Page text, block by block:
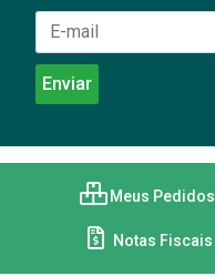
Meus Pedidos
Notas Fiscais